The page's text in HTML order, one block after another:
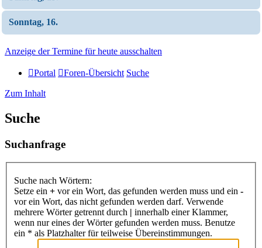
Sonntag, 16.
Anzeige der Termine für heute ausschalten
Portal Foren-Übersicht Suche
Zum Inhalt
Suche
Suchanfrage
Suche nach Wörtern:
Setze ein + vor ein Wort, das gefunden werden muss und ein -
vor ein Wort, das nicht gefunden werden darf. Verwende
mehrere Wörter getrennt durch | innerhalb einer Klammer,
wenn nur eines der Wörter gefunden werden muss. Benutze
ein * als Platzhalter für teilweise Übereinstimmungen.